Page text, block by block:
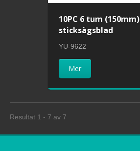
10PC 6 tum (150mm)
sticksågsblad
YU-9622
Mer
Resultat 1 - 7 av 7